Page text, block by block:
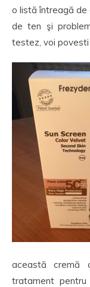
o listă întreagă de
de ten şi
testez, voi
această cremă
tratament